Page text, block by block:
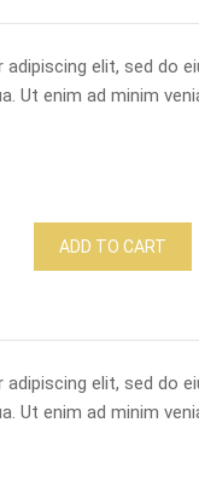
elit, sed do
Ut enim ad minim
ADD TO CART
elit, sed do
Ut enim ad minim